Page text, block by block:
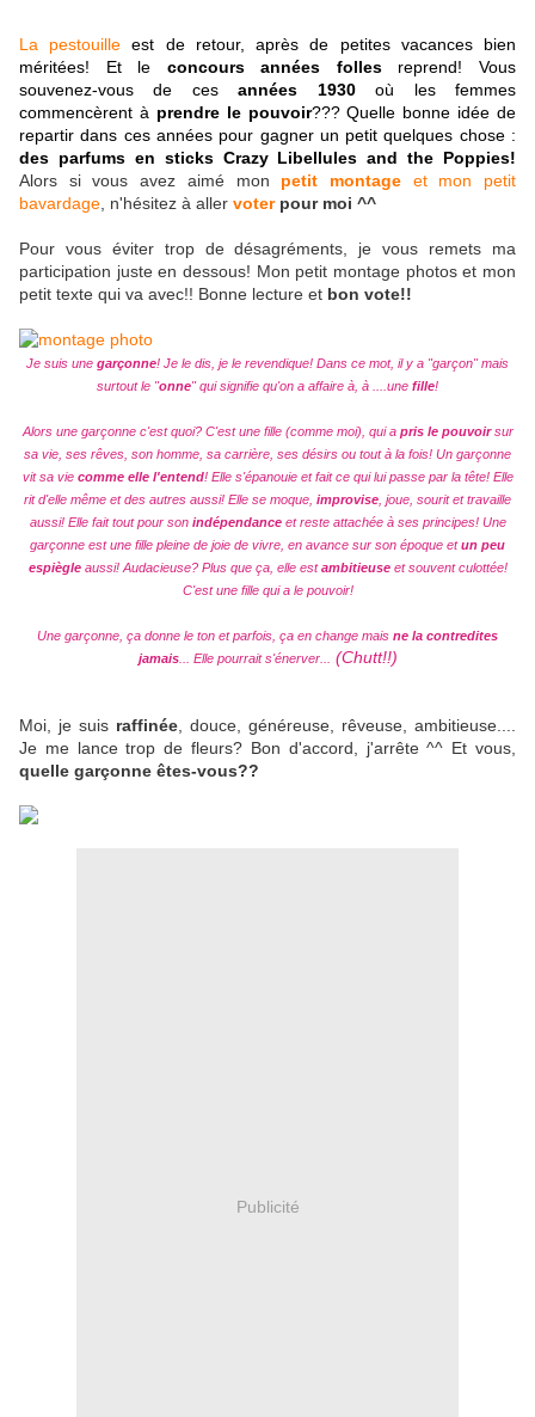
La pestouille est de retour, après de petites vacances bien
méritées! Et le concours années follesreprend! Vous
souvenez-vous de cesannées 1930où les femmes
commencèrent à prendre le pouvoir??? Quelle bonne idée de
repartir dans ces années pour gagner un petit quelques chose :
des parfums en sticks Crazy Libellules and the Poppies!
Alors si vous avez aimé mon petit montageet mon petit
bavardage , n'hésitez à aller voterpour moi ^^
Pour vous éviter trop de désagréments, je vous remets ma
participation juste en dessous! Mon petit montage photos et mon
petit texte qui va avec!! Bonne lecture et bon vote!!
Je suis une garçonne! Je le dis, je le revendique! Dans ce mot, il y a "garçon" mais
surtout le "onne" qui signifie qu'on a affaire à, à ....une fille!
Alors une garçonne c'est quoi? C'est une fille (comme moi), qui a pris le pouvoirsur
sa vie, ses rêves, son homme, sa carrière, ses désirs ou tout à la fois! Un garçonne
vit sa vie comme elle l'entend! Elle s'épanouie et fait ce qui lui passe par la tête! Elle
rit d'elle même et des autres aussi! Elle se moque, improvise , joue, sourit et travaille
aussi! Elle fait tout pour son indépendanceet reste attachée à ses principes! Une
garçonne est une fille pleine de joie de vivre, en avance sur son époque etun peu
espiègleaussi! Audacieuse? Plus que ça, elle estambitieuseet souvent culottée!
C'est une fille qui a le pouvoir!
Une garçonne, ça donne le ton et parfois, ça en change mais ne la contredites
jamais... Elle pourrait s'énerver... (Chutt!!)
Moi, je suis raffinée , douce, généreuse, rêveuse, ambitieuse....
Je me lance trop de fleurs? Bon d'accord, j'arrête ^^ Et vous,
quelle garçonne êtes-vous??
Publicité